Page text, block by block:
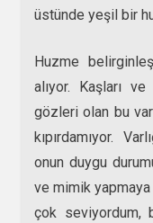
üstünde yeşil bir
Huzme
alıyor. Kaşları
gözleri olan bu
kıpırdamıyor.
onun duygu
ve mimik yapmaya
çok seviyordum,